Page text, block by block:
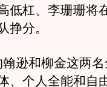
低杠、李珊珊将
挣分。
逊和柳金这两
、个人全能和自